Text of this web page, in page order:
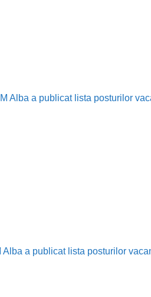
Alba a publicat lista posturilor
a publicat lista posturilor